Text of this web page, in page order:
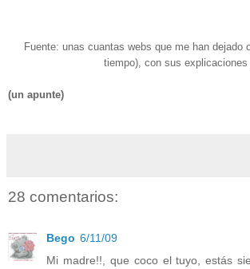
Fuente: unas cuantas webs que me han dejado
tiempo), con sus explicaciones
(un apunte)
28 comentarios:
Bego 6/11/09
Mi madre!!, que coco el tuyo, estás